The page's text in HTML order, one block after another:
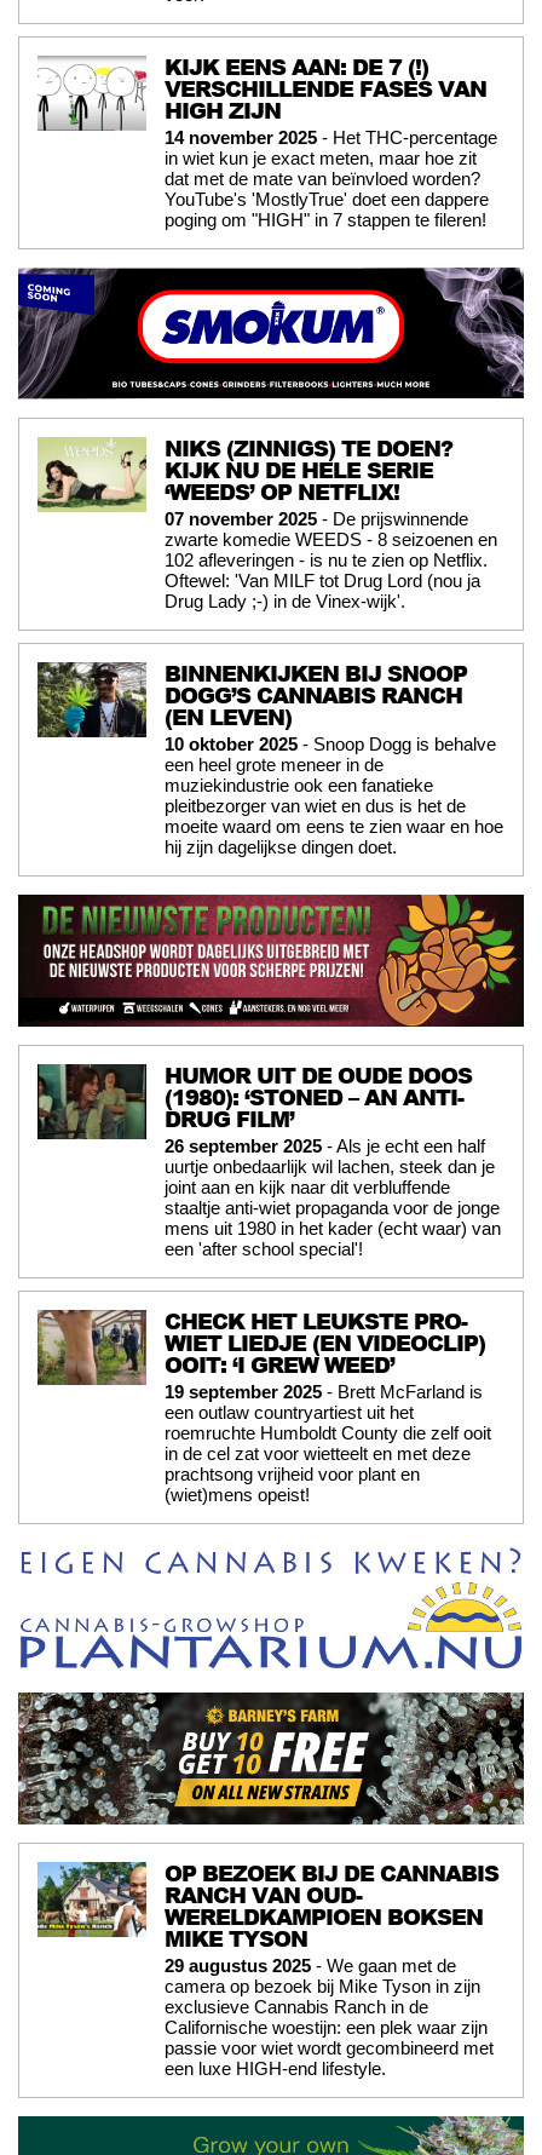
KIJK EENS AAN: DE 7 (!)
VERSCHILLENDE FASES VAN
HIGH ZIJN
14 november 2025 - Het THC-percentage
in wiet kun je exact meten, maar hoe zit
dat met de mate van beïnvloed worden?
YouTube's 'MostlyTrue' doet een dappere
poging om "HIGH" in 7 stappen te fileren!
NIKS (ZINNIGS) TE DOEN?
KIJK NU DE HELE SERIE
‘WEEDS’ OP NETFLIX!
07 november 2025 - De prijswinnende
zwarte komedie WEEDS - 8 seizoenen en
102 afleveringen - is nu te zien op Netflix.
Oftewel: 'Van MILF tot Drug Lord (nou ja
Drug Lady ;-) in de Vinex-wijk'.
BINNENKIJKEN BIJ SNOOP
DOGG’S CANNABIS RANCH
(EN LEVEN)
10 oktober 2025 - Snoop Dogg is behalve
een heel grote meneer in de
muziekindustrie ook een fanatieke
pleitbezorger van wiet en dus is het de
moeite waard om eens te zien waar en hoe
hij zijn dagelijkse dingen doet.
HUMOR UIT DE OUDE DOOS
(1980): ‘STONED – AN ANTI-
DRUG FILM’
26 september 2025 - Als je echt een half
uurtje onbedaarlijk wil lachen, steek dan je
joint aan en kijk naar dit verbluffende
staaltje anti-wiet propaganda voor de jonge
mens uit 1980 in het kader (echt waar) van
een 'after school special'!
CHECK HET LEUKSTE PRO-
WIET LIEDJE (EN VIDEOCLIP)
OOIT: ‘I GREW WEED’
19 september 2025 - Brett McFarland is
een outlaw countryartiest uit het
roemruchte Humboldt County die zelf ooit
in de cel zat voor wietteelt en met deze
prachtsong vrijheid voor plant en
(wiet)mens opeist!
OP BEZOEK BIJ DE CANNABIS
RANCH VAN OUD-
WERELDKAMPIOEN BOKSEN
MIKE TYSON
29 augustus 2025 - We gaan met de
camera op bezoek bij Mike Tyson in zijn
exclusieve Cannabis Ranch in de
Californische woestijn: een plek waar zijn
passie voor wiet wordt gecombineerd met
een luxe HIGH-end lifestyle.